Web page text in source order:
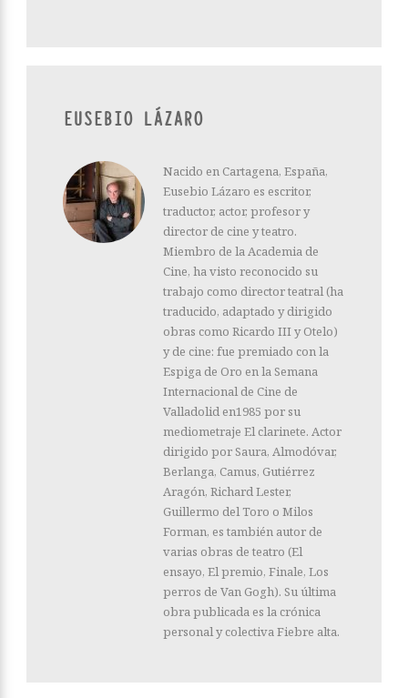
EUSEBIO LÁZARO
Nacido en Cartagena, España,
Eusebio Lázaro es escritor,
traductor, actor, profesor y
director de cine y teatro.
Miembro de la Academia de
Cine, ha visto reconocido su
trabajo como director teatral (ha
traducido, adaptado y dirigido
obras como Ricardo III y Otelo)
y de cine: fue premiado con la
Espiga de Oro en la Semana
Internacional de Cine de
Valladolid en1985 por su
mediometraje El clarinete. Actor
dirigido por Saura, Almodóvar,
Berlanga, Camus, Gutiérrez
Aragón, Richard Lester,
Guillermo del Toro o Milos
Forman, es también autor de
varias obras de teatro (El
ensayo, El premio, Finale, Los
perros de Van Gogh). Su última
obra publicada es la crónica
personal y colectiva Fiebre alta.